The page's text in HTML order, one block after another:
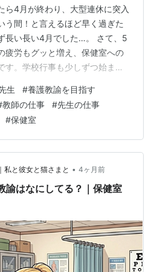
ら4月が終わり、大型連休に突入
う間！と言えるほど早く過ぎた
長い長い4月でした…。 さて、5
疲労もグッと増え、保健室への
す。学校行事も少しずつ始ま
務が一気に重なる「ピークの
。 今回は、5月の養護教諭がど
をまとめてみます。 🎏5月の養
康診断 修学旅行・宿泊行事の引
🏫5月の保健室 🌈おわりに：見
護教諭…
生 #養護教諭を目指す
教師の仕事 #先生の仕事
#保健室
私と彼女と猫さまと • 4ヶ月前
諭はなにしてる？｜保健室